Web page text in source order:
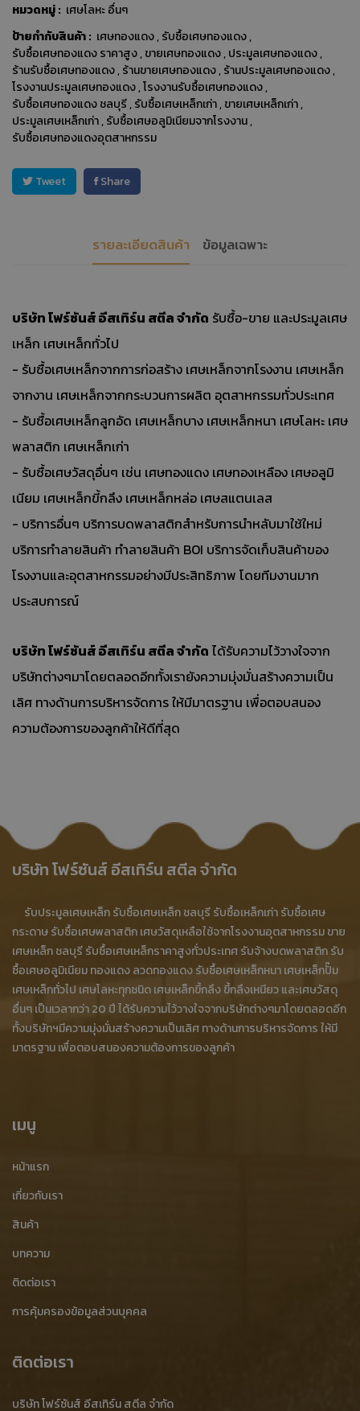
หมวดหมู่ : เศษโลหะ อื่นๆ
ป้ายกำกับสินค้า : เศษทองแดง,รับซื้อเศษทองแดง,
รับซื้อเศษทองแดง ราคาสูง,ขายเศษทองแดง,ประมูลเศษทองแดง,
ร้านรับซื้อเศษทองแดง,ร้านขายเศษทองแดง,ร้านประมูลเศษทองแดง,
โรงงานประมูลเศษทองแดง,โรงงานรับซื้อเศษทองแดง,
รับซื้อเศษทองแดง ชลบุรี,รับซื้อเศษเหล็กเก่า,ขายเศษเหล็กเก่า,
ประมูลเศษเหล็กเก่า,รับซื้อเศษอลูมิเนียมจากโรงงาน,
รับซื้อเศษทองแดงอุตสาหกรรม
Tweet Share
รายละเอียดสินค้า ข้อมูลเฉพาะ
บริษัท โฟร์ซันส์ อีสเทิร์น สตีล จำกัด รับซื้อ-ขาย และประมูลเศษ
เหล็ก เศษเหล็กทั่วไป
- รับซื้อเศษเหล็กจากการก่อสร้าง เศษเหล็กจากโรงงาน เศษเหล็ก
จากงาน เศษเหล็กจากกระบวนการผลิต อุตสาหกรรมทั่วประเทศ
- รับซื้อเศษเหล็กลูกอัด เศษเหล็กบาง เศษเหล็กหนา เศษโลหะ เศษ
พลาสติก เศษเหล็กเก่า
- รับซื้อเศษวัสดุอื่นๆ เช่น เศษทองแดง เศษทองเหลือง เศษอลูมิ
เนียม เศษเหล็กขี้กลึง เศษเหล็กหล่อ เศษสแตนเลส
- บริการอื่นๆ บริการบดพลาสติกสำหรับการนำหลับมาใช้ใหม่
บริการทำลายสินค้า ทำลายสินค้า BOI บริการจัดเก็บสินค้าของ
โรงงานและอุตสาหกรรมอย่างมีประสิทธิภาพ โดยทีมงานมาก
ประสบการณ์
บริษัท โฟร์ซันส์ อีสเทิร์น สตีล จำกัด ได้รับความไว้วางใจจาก
บริษัทต่างๆมาโดยตลอดอีกทั้งเรายังความมุ่งมั่นสร้างความเป็น
เลิศ ทางด้านการบริหารจัดการ ให้มีมาตรฐาน เพื่อตอบสนอง
ความต้องการของลูกค้าให้ดีที่สุด
บริษัท โฟร์ซันส์ อีสเทิร์น สตีล จำกัด
รับประมูลเศษเหล็ก รับซื้อเศษเหล็ก ชลบุรี รับซื้อเหล็กเก่า รับซื้อเศษ
กระดาษ รับซื้อเศษพลาสติก เศษวัสดุเหลือใช้จากโรงงานอุตสาหกรรม ขาย
เศษเหล็ก ชลบุรี รับซื้อเศษเหล็กราคาสูงทั่วประเทศ รับจ้างบดพลาสติก รับ
ซื้อเศษอลูมิเนียม ทองแดง ลวดทองแดง รับซื้อเศษเหล็กหนา เศษเหล็กปั๊ม
เศษเหล็กทั่วไป เศษโลหะทุกชนิด เศษเหล็กขี้กลึง ขี้กลึงเหนียว และเศษวัสดุ
อื่นๆ เป็นเวลากว่า 20 ปี ได้รับความไว้วางใจจากบริษัทต่างๆมาโดยตลอดอีก
ทั้งบริษัทฯมีความมุ่งมั่นสร้างความเป็นเลิศ ทางด้านการบริหารจัดการ ให้มี
มาตรฐาน เพื่อตอบสนองความต้องการของลูกค้า
เมนู
หน้าแรก
เกี่ยวกับเรา
สินค้า
บทความ
ติดต่อเรา
การคุ้มครองข้อมูลส่วนบุคคล
ติดต่อเรา
บริษัท โฟร์ซันส์ อีสเทิร์น สตีล จำกัด